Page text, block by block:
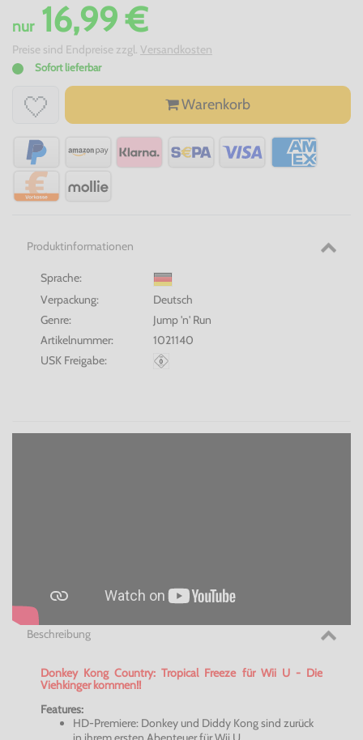
nur16,99 €
Preise sind Endpreise zzgl. Versandkosten
Sofort lieferbar
Warenkorb
Produktinformationen
Sprache:
Verpackung:
Deutsch
Genre:
Jump 'n' Run
Artikelnummer:
1021140
USK Freigabe:
Beschreibung
Donkey Kong Country: Tropical Freeze für Wii U - Die
Viehkingerkommen!!
Features:
HD-Premiere: Donkey und Diddy Kong sind zurück